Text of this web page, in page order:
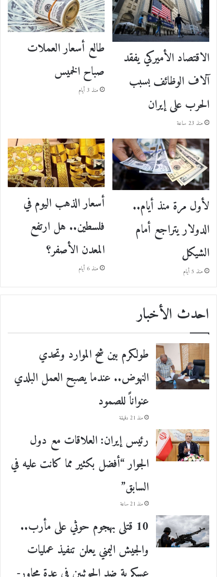
الاقتصاد الأميركي يفقد
آلاف الوظائف بسبب
الحرب على إيران
منذ 23 ساعة
طالع أسعار العملات
صباح الخميس
منذ 3 أيام
لأول مرة منذ أيام..
الدولار يتراجع أمام
الشيكل
منذ 5 أيام
أسعار الذهب اليوم في
فلسطين.. هل ارتفع
المعدن الأصفر؟
منذ 6 أيام
احدث الأخبار
طولكرم بين شح الموارد وتحدي
النهوض.. عندما يصبح العمل البلدي
عنواناً للصمود
منذ 21 دقيقة
رئيس إيران: العلاقات مع دول
الجوار “أفضل بكثير مما كانت عليه في
السابق”
منذ 21 ساعة
10 قتلى بهجوم حوثي على مأرب..
والجيش اليمني يعلن تنفيذ عمليات